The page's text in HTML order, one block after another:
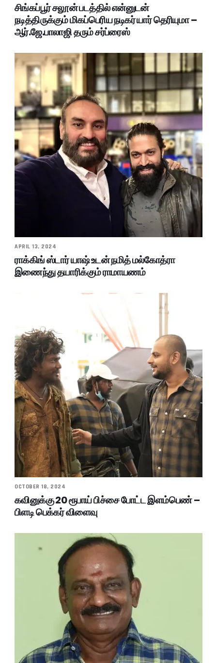
சிங்கப்பூர் சலூன் படத்தில் என்னுடன்
நடித்திருக்கும் மிகப்பெரிய நடிகர் யார் தெரியுமா –
ஆர்.ஜே.பாலாஜி தரும் சர்ப்ரைஸ்
APRIL 13, 2024
ராக்கிங் ஸ்டார் யாஷ் உடன் நமித் மல்கோத்ரா
இணைந்து தயாரிக்கும் ராமாயணம்
OCTOBER 18, 2024
கவினுக்கு 20 ரூபாய் பிச்சை போட்ட இளம்பெண் –
பிளடி பெக்கர் விளைவு